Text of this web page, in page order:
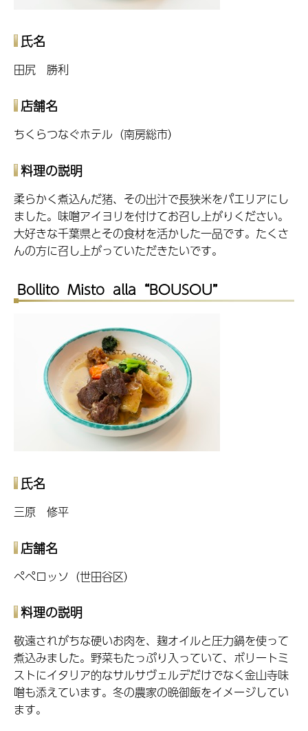
氏名
田尻 勝利
店舗名
ちくらつなぐホテル（南房総市）
料理の説明
柔らかく煮込んだ猪、その出汁で長狭米をパエリアにし
ました。味噌アイヨリを付けてお召し上がりください。
大好きな千葉県とその食材を活かした一品です。たくさ
んの方に召し上がっていただきたいです。
Bollito Misto alla “BOUSOU”
氏名
三原 修平
店舗名
ペペロッソ（世田谷区）
料理の説明
敬遠されがちな硬いお肉を、麹オイルと圧力鍋を使って
煮込みました。野菜もたっぷり入っていて、ボリートミ
ストにイタリア的なサルサヴェルデだけでなく金山寺味
噌も添えています。冬の農家の晩御飯をイメージしてい
ます。